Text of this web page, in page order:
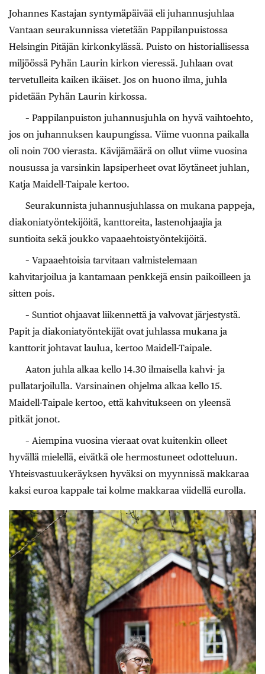
Johannes Kastajan syntymäpäivää eli juhannusjuhlaa
Vantaan seurakunnissa vietetään Pappilanpuistossa
Helsingin Pitäjän kirkonkylässä. Puisto on historiallisessa
miljöössä Pyhän Laurin kirkon vieressä. Juhlaan ovat
tervetulleita kaiken ikäiset. Jos on huono ilma, juhla
pidetään Pyhän Laurin kirkossa.
– Pappilanpuiston juhannusjuhla on hyvä vaihtoehto,
jos on juhannuksen kaupungissa. Viime vuonna paikalla
oli noin 700 vierasta. Kävijämäärä on ollut viime vuosina
nousussa ja varsinkin lapsiperheet ovat löytäneet juhlan,
Katja Maidell-Taipale kertoo.
Seurakunnista juhannusjuhlassa on mukana pappeja,
diakoniatyöntekijöitä, kanttoreita, lastenohjaajia ja
suntioita sekä joukko vapaaehtoistyöntekijöitä.
– Vapaaehtoisia tarvitaan valmistelemaan
kahvitarjoilua ja kantamaan penkkejä ensin paikoilleen ja
sitten pois.
– Suntiot ohjaavat liikennettä ja valvovat järjestystä.
Papit ja diakoniatyöntekijät ovat juhlassa mukana ja
kanttorit johtavat laulua, kertoo Maidell-Taipale.
Aaton juhla alkaa kello 14.30 ilmaisella kahvi- ja
pullatarjoilulla. Varsinainen ohjelma alkaa kello 15.
Maidell-Taipale kertoo, että kahvitukseen on yleensä
pitkät jonot.
– Aiempina vuosina vieraat ovat kuitenkin olleet
hyvällä mielellä, eivätkä ole hermostuneet odotteluun.
Yhteisvastuukeräyksen hyväksi on myynnissä makkaraa
kaksi euroa kappale tai kolme makkaraa viidellä eurolla.